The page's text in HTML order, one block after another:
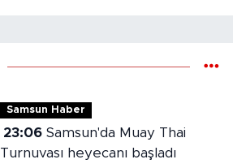
Samsun Haber
23:06Samsun'da Muay Thai
Turnuvası heyecanı başladı